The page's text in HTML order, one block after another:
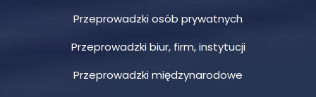
Przeprowadzki osób prywatnych
Przeprowadzki biur, firm, instytucji
Przeprowadzki międzynarodowe